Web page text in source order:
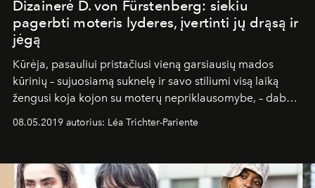
Dizainerė D. von Fürstenberg: siekiu
pagerbti moteris lyderes, įvertinti jų drąsą ir
jėgą
Kūrėja, pasauliui pristačiusi vieną garsiausių mados
kūrinių – sujuosiamą suknelę ir savo stiliumi visą laiką
žengusi koja kojon su moterų nepriklausomybe, – dabar
08.05.2019 autorius: Léa Trichter-Pariente